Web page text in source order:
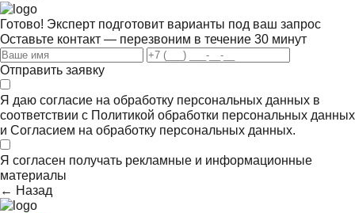
Готово! Эксперт подготовит варианты под ваш запрос
Оставьте контакт — перезвоним в течение 30 минут
Отправить заявку
Я даю согласие на обработку персональных данных в
соответствии с Политикой обработки персональных данных
и Согласием на обработку персональных данных.
Я согласен получать рекламные и информационные
материалы
← Назад